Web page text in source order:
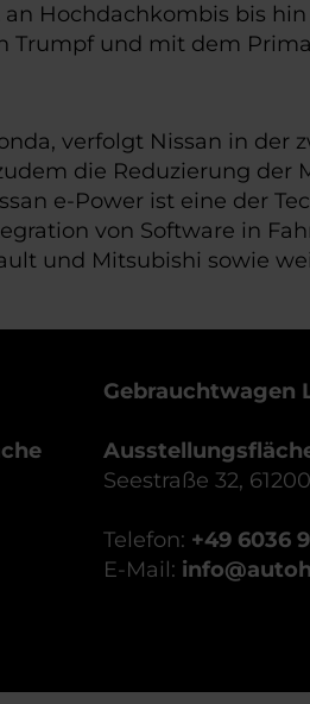
Hochdachkombis bis
und mit dem
verfolgt Nissan in
die Reduzierung
e-Power ist eine der
von Software in
und Mitsubishi sowie
Gebrauchtwagen
Seestraße 32,
Telefon: +49 6036
E-Mail: